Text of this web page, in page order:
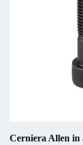
Cerniera Allen in